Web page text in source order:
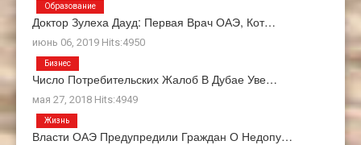
Доктор Зулеха Дауд: Первая Врач ОАЭ, Кот…
июнь 06, 2019 Hits:4950
Образование
Число Потребительских Жалоб В Дубае Уве…
мая 27, 2018 Hits:4949
Бизнес
Власти ОАЭ Предупредили Граждан О Недопу…
Жизнь